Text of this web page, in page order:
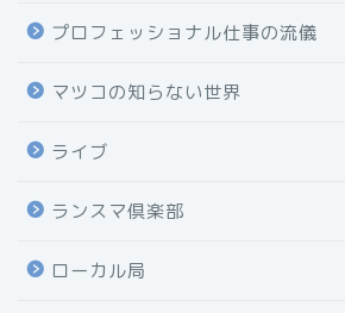
プロフェッショナル仕事の流儀
マツコの知らない世界
ライブ
ランスマ倶楽部
ローカル局